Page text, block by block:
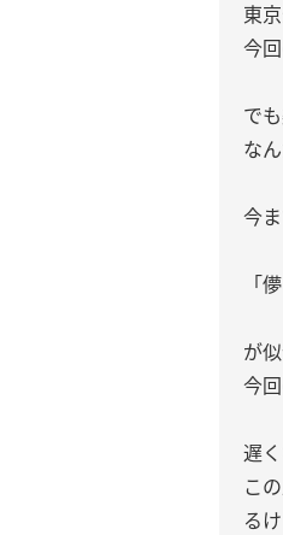
東
今
で
な
今
「
が
今
遅
こ
るけ